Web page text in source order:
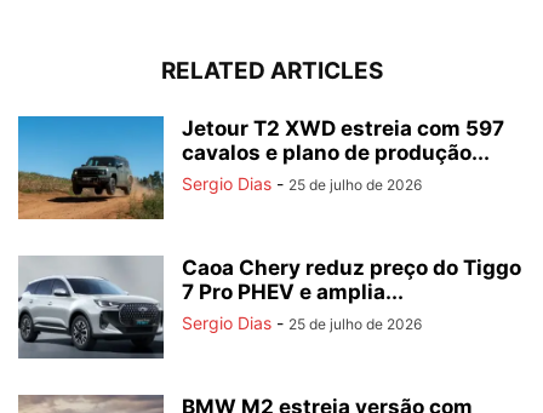
RELATED ARTICLES
Jetour T2 XWD estreia com 597
cavalos e plano de produção...
Sergio Dias - 25 de julho de 2026
Caoa Chery reduz preço do Tiggo
7 Pro PHEV e amplia...
Sergio Dias - 25 de julho de 2026
BMW M2 estreia versão com